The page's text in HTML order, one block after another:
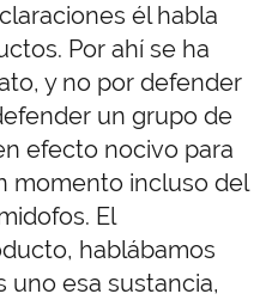
él habla
Por ahí se ha
y no por defender
un grupo de
efecto nocivo para
momento incluso del
El
hablábamos
uno esa sustancia,